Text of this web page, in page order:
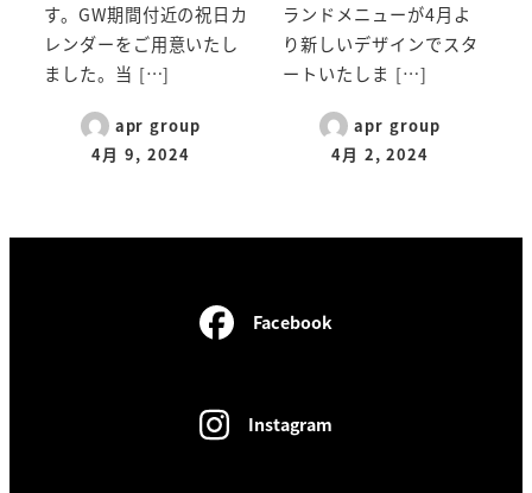
す。GW期間付近の祝日カ
レンダーをご用意いたし
ました。当 […]
apr group
4月 9, 2024
ランドメニューが4月よ
り新しいデザインでスタ
ートいたしま […]
apr group
4月 2, 2024
Facebook
Instagram